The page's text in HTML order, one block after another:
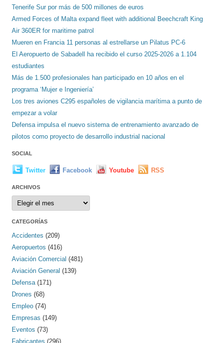
Tenerife Sur por más de 500 millones de euros
Armed Forces of Malta expand fleet with additional Beechcraft King
Air 360ER for maritime patrol
Mueren en Francia 11 personas al estrellarse un Pilatus PC-6
El Aeropuerto de Sabadell ha recibido el curso 2025-2026 a 1.104
estudiantes
Más de 1.500 profesionales han participado en 10 años en el
programa ‘Mujer e Ingeniería’
Los tres aviones C295 españoles de vigilancia marítima a punto de
empezar a volar
Defensa impulsa el nuevo sistema de entrenamiento avanzado de
pilotos como proyecto de desarrollo industrial nacional
SOCIAL
Twitter Facebook Youtube RSS
ARCHIVOS
Archivos
CATEGORÍAS
Accidentes (209)
Aeropuertos (416)
Aviación Comercial (481)
Aviación General (139)
Defensa(171)
Drones (68)
Empleo (74)
Empresas (149)
Eventos (73)
Fabricantes (296)